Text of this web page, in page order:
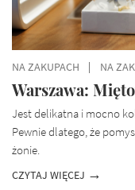
NA ZAKUPACH NA
Warszawa:
Jest delikatna i mocno
Pewnie dlatego, że
żonie.
CZYTAJ WIĘCEJ